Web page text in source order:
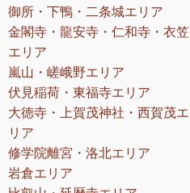
御所・下鴨・二条城エリア
金閣寺・龍安寺・仁和寺・衣笠
エリア
嵐山・嵯峨野エリア
伏見稲荷・東福寺エリア
大徳寺・上賀茂神社・西賀茂エ
リア
修学院離宮・洛北エリア
岩倉エリア